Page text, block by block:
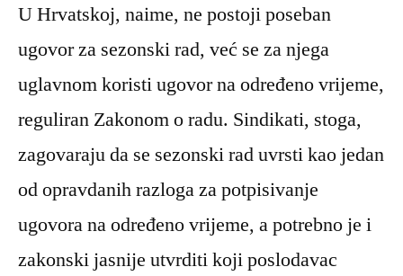
U Hrvatskoj, naime, ne postoji poseban
ugovor za sezonski rad, već se za njega
uglavnom koristi ugovor na određeno vrijeme,
reguliran Zakonom o radu. Sindikati, stoga,
zagovaraju da se sezonski rad uvrsti kao jedan
od opravdanih razloga za potpisivanje
ugovora na određeno vrijeme, a potrebno je i
zakonski jasnije utvrditi koji poslodavac